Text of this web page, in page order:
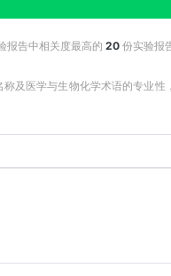
报告中相关度最高的 20 份实验报
及医学与生物化学术语的专业